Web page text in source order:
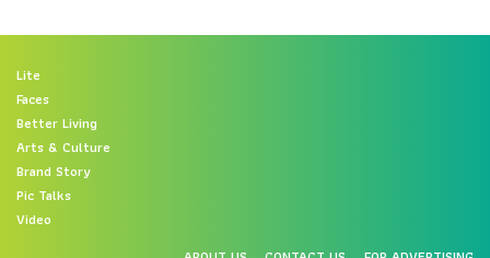
Lite
Faces
Better Living
Arts & Culture
Brand Story
Pic Talks
Video